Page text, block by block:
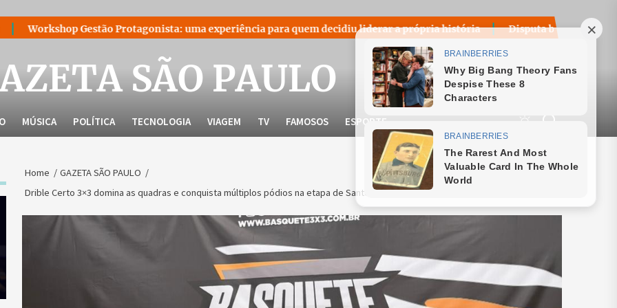
Protagonista: uma experiência para quem decidiu liderar a própria história Disputa bilionária sobre royalties do
SÃO PAULO
MÚSICA POLÍTICA TECNOLOGIA VIAGEM TV FAMOSOS ESPORTE
Home
GAZETA SÃO PAULO
Drible Certo 3×3 domina as quadras e conquista múltiplos pódios na etapa de Santos da Superliga ANB 3×3